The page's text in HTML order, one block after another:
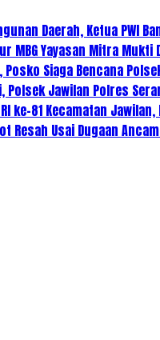
Daerah, Ketua PWI
MBG Yayasan Mitra
Posko Siaga Bencana
Polsek Jawilan Polres
RI ke-81 Kecamatan
Resah Usai Dugaan